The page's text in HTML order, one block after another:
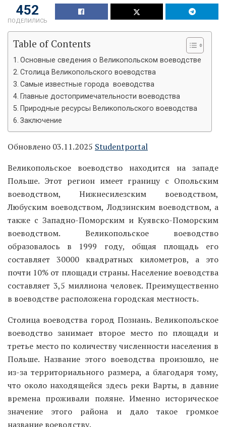
452
ПОДЕЛИЛИСЬ
Table of Contents
Основные сведения о Великопольском воеводстве
Столица Великопольского воеводства
Самые известные города воеводства
Главные достопримечательности воеводства
Природные ресурсы Великопольского воеводства
Заключение
Обновлено 03.11.2025 Studentportal
Великопольское воеводство находится на западе
Польше. Этот регион имеет границу с Опольским
воеводством, Нижнесилезским воеводством,
Любуским воеводством, Лодзинским воеводством, а
также с Западно-Поморским и Куявско-Поморским
воеводством. Великопольское воеводство
образовалось в 1999 году, общая площадь его
составляет 30000 квадратных километров, а это
почти 10% от площади страны. Население воеводства
составляет 3,5 миллиона человек. Преимущественно
в воеводстве расположена городская местность.
Столица воеводства город Познань. Великопольское
воеводство занимает второе место по площади и
третье место по количеству численности населения в
Польше. Название этого воеводства произошло, не
из-за территориального размера, а благодаря тому,
что около находящейся здесь реки Варты, в давние
времена проживали поляне. Именно историческое
значение этого района и дало такое громкое
название воеводству.